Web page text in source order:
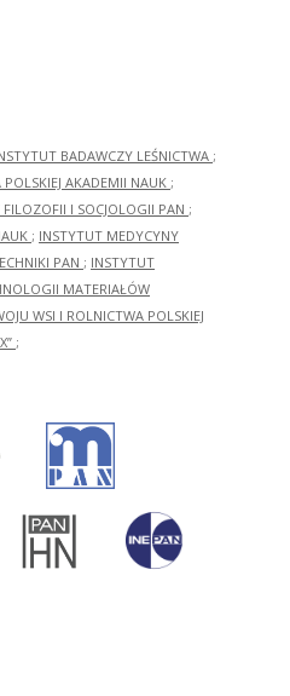
BADAWCZY LEŚNICTWA ;
AKADEMII NAUK ;
I SOCJOLOGII PAN ;
; INSTYTUT MEDYCYNY
PAN ; INSTYTUT
MATERIAŁÓW
WSI I ROLNICTWA POLSKIEJ
;